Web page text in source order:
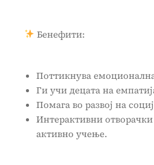
Бенефити:
Поттикнува
Ги учи децата на
Помага во развој на
Интерактивни
активно учење.